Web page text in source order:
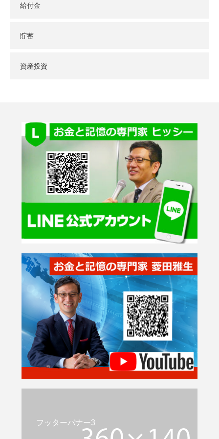
給付金
貯蓄
資産投資
フッターバナー3